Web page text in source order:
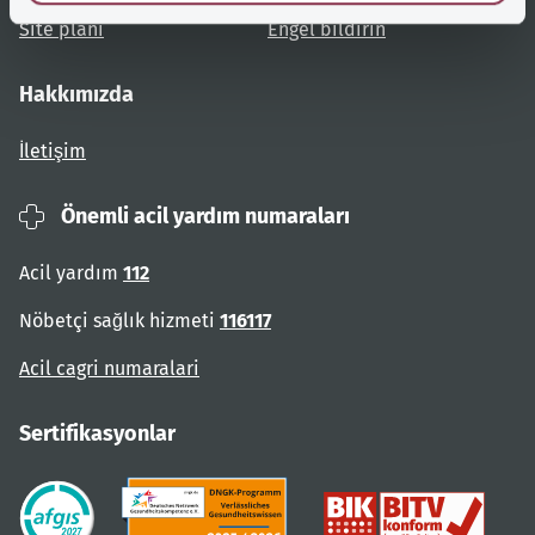
Site planı Engel bildirin
Hakkımızda
İletişim
Önemli acil yardım numaraları
Acil yardım 112
Nöbetçi sağlık hizmeti 116117
Acil cagri numaralari
Sertifikasyonlar